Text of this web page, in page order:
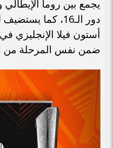
يجمع بين روما
دور الـ16، كما
أستون فيلا الإنجليزي
ضمن نفس المرحلة من